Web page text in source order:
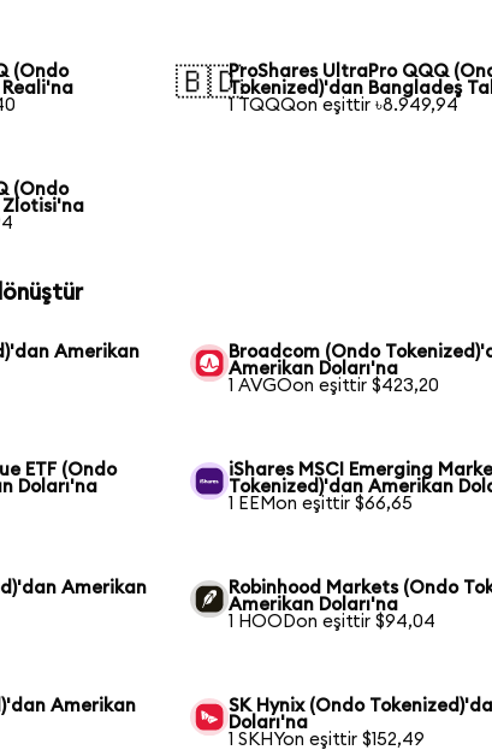
(Ondo
🇧🇩ProShares UltraPro QQQ
Tokenized)'dan Bangladeş
1 TQQQon eşittir ৳8.949,94
(Ondo
Zlotisi'na
Amerikan
Broadcom (Ondo
Amerikan Doları'na
1 AVGOon eşittir $423,20
ETF (Ondo
Doları'na
iShares MSCI Emerging
Tokenized)'dan Amerikan
1 EEMon eşittir $66,65
Amerikan
Robinhood Markets (Ondo
Amerikan Doları'na
1 HOODon eşittir $94,04
Amerikan
SK Hynix (Ondo
Doları'na
1 SKHYon eşittir $152,49